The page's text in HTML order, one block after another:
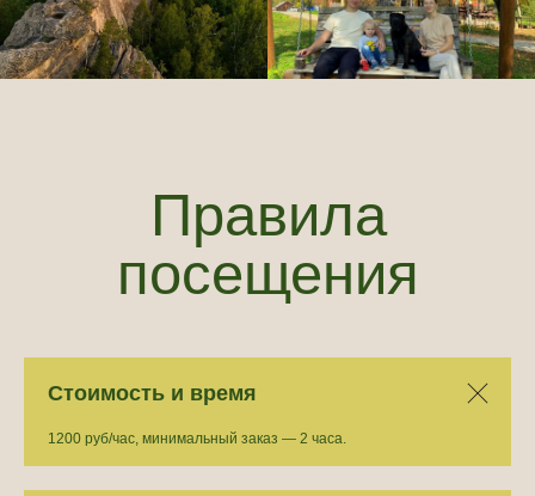
Стоимость и время
1200 руб/час, минимальный заказ — 2 часа.
+7
на обработку персональных данных в
политикой конфиденциальности